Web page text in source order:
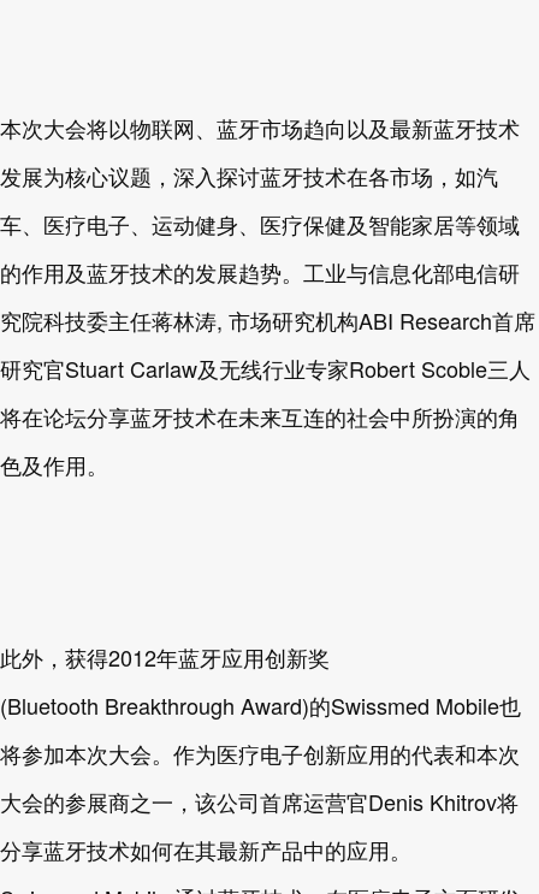
本次大会将以物联网、蓝牙市场趋向以及最新蓝牙技术
发展为核心议题，深入探讨蓝牙技术在各市场，如汽
车、医疗电子、运动健身、医疗保健及智能家居等领域
的作用及蓝牙技术的发展趋势。工业与信息化部电信研
究院科技委主任蒋林涛, 市场研究机构ABI Research首席
研究官Stuart Carlaw及无线行业专家Robert Scoble三人
将在论坛分享蓝牙技术在未来互连的社会中所扮演的角
色及作用。
此外，获得2012年蓝牙应用创新奖
(Bluetooth Breakthrough Award)的Swissmed Mobile也
将参加本次大会。作为医疗电子创新应用的代表和本次
大会的参展商之一，该公司首席运营官Denis Khitrov将
分享蓝牙技术如何在其最新产品中的应用。